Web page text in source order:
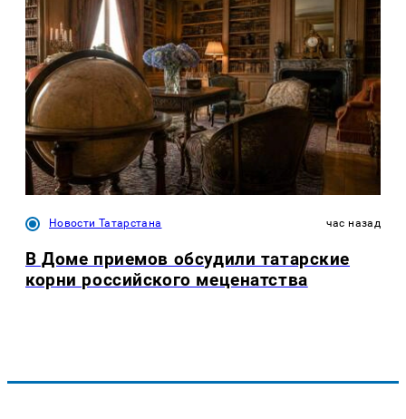
Новости Татарстана час назад
В Доме приемов обсудили татарские
корни российского меценатства